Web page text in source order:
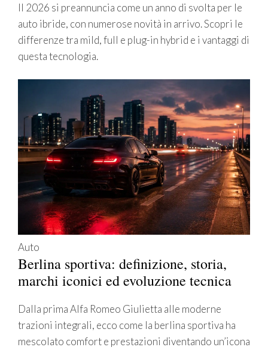
Il 2026 si preannuncia come un anno di svolta per le
auto ibride, con numerose novità in arrivo. Scopri le
differenze tra mild, full e plug-in hybrid e i vantaggi di
questa tecnologia.
Auto
Berlina sportiva: definizione, storia,
marchi iconici ed evoluzione tecnica
Dalla prima Alfa Romeo Giulietta alle moderne
trazioni integrali, ecco come la berlina sportiva ha
mescolato comfort e prestazioni diventando un’icona